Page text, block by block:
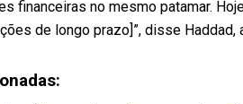
financeiras no mesmo patamar.
de longo prazo]”, disse